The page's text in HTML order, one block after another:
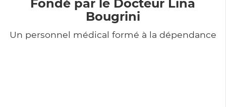
Fondé par le Docteur Lina
Bougrini
Un personnel médical formé à la dépendance